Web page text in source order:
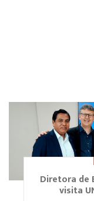
Diretora de
visita